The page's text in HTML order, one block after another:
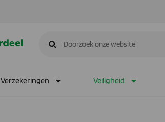
Verzekeringen Veiligheid